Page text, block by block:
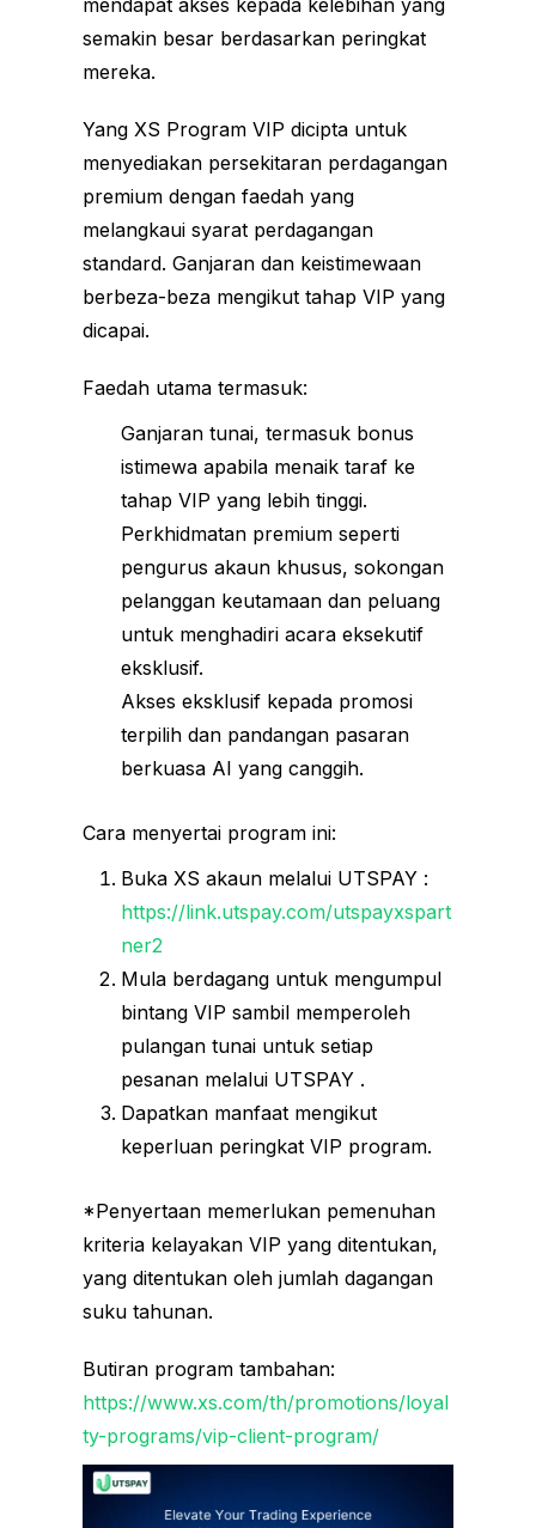
semakin besar berdasarkan peringkat
mereka.
Yang XS Program VIP dicipta untuk
menyediakan persekitaran perdagangan
premium dengan faedah yang
melangkaui syarat perdagangan
standard. Ganjaran dan keistimewaan
berbeza-beza mengikut tahap VIP yang
dicapai.
Faedah utama termasuk:
Ganjaran tunai, termasuk bonus
istimewa apabila menaik taraf ke
tahap VIP yang lebih tinggi.
Perkhidmatan premium seperti
pengurus akaun khusus, sokongan
pelanggan keutamaan dan peluang
untuk menghadiri acara eksekutif
eksklusif.
Akses eksklusif kepada promosi
terpilih dan pandangan pasaran
berkuasa AI yang canggih.
Cara menyertai program ini:
Buka XS akaun melalui UTSPAY :
https://link.utspay.com/utspayxspart
ner2
Mula berdagang untuk mengumpul
bintang VIP sambil memperoleh
pulangan tunai untuk setiap
pesanan melalui UTSPAY .
Dapatkan manfaat mengikut
keperluan peringkat VIP program.
*Penyertaan memerlukan pemenuhan
kriteria kelayakan VIP yang ditentukan,
yang ditentukan oleh jumlah dagangan
suku tahunan.
Butiran program tambahan:
https://www.xs.com/th/promotions/loyal
ty-programs/vip-client-program/